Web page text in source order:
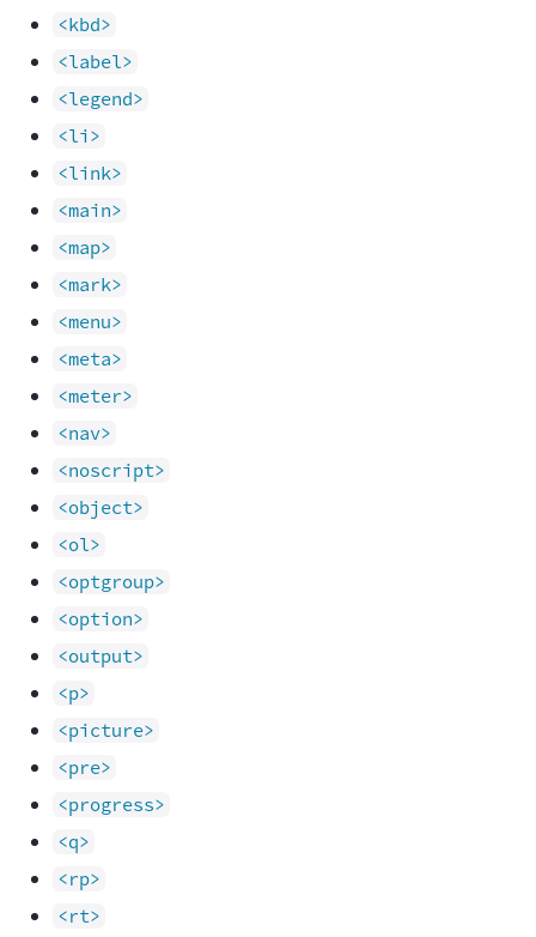
<kbd>
<label>
<legend>
<li>
<link>
<main>
<map>
<mark>
<menu>
<meta>
<meter>
<nav>
<noscript>
<object>
<ol>
<optgroup>
<option>
<output>
<p>
<picture>
<pre>
<progress>
<q>
<rp>
<rt>